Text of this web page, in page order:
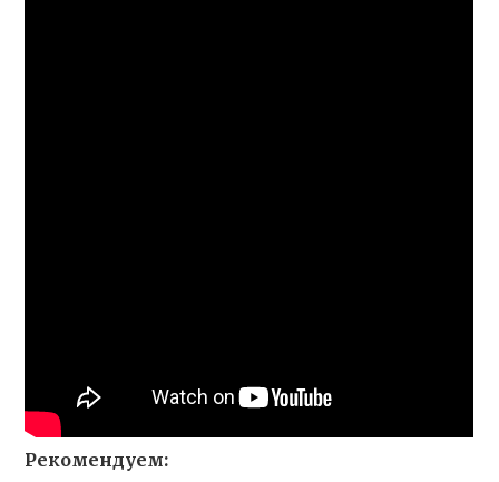
Рекомендуем: